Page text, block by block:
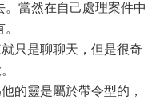
當然在自己處理案件中
只是聊聊天，但是很奇
的靈是屬於帶令型的，